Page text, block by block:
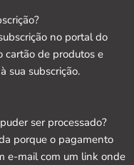
no portal do
cartão de produtos e
sua subscrição.
ser processado?
porque o pagamento
e-mail com um link onde